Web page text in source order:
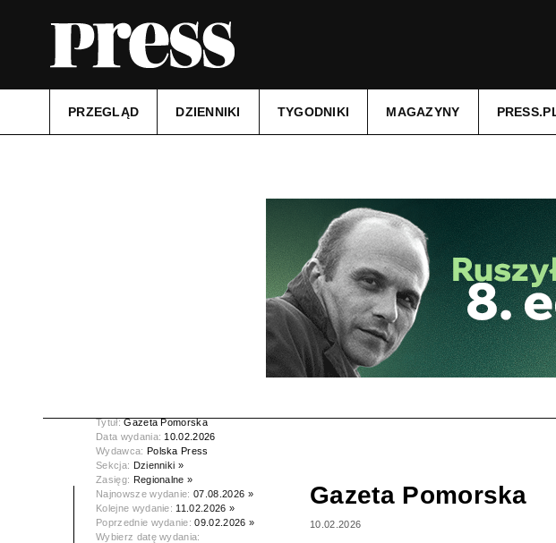
PRZEGLĄD DZIENNIKI TYGODNIKI MAGAZYNY
Tytuł:Gazeta Pomorska
Data wydania: 10.02.2026
Wydawca: Polska Press
Sekcja: Dzienniki »
Zasięg: Regionalne »
Najnowsze wydanie:07.08.2026 »
Kolejne wydanie: 11.02.2026 »
Poprzednie wydanie:09.02.2026 »
Wybierz datę wydania:
Gazeta Pomorska
10.02.2026